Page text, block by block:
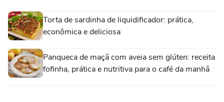
Torta de sardinha de liquidificador: prática,
econômica e deliciosa
Panqueca de maçã com aveia sem glúten: receita
fofinha, prática e nutritiva para o café da manhã